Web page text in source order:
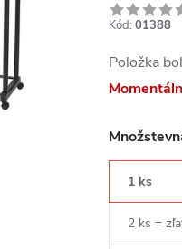
Kód: 01388
Položka
1 ks
2 ks =